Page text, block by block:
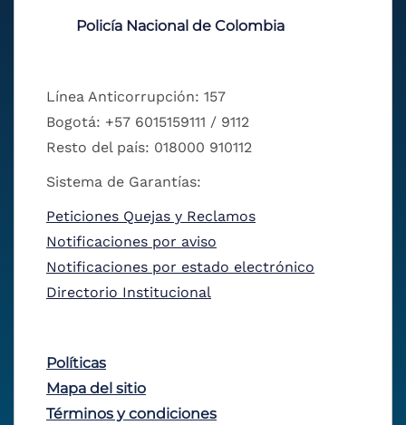
Policía Nacional de Colombia
Línea Anticorrupción: 157
Bogotá: +57 6015159111 / 9112
Resto del país: 018000 910112
Sistema de Garantías:
Peticiones Quejas y Reclamos
Notificaciones por aviso
Notificaciones por estado electrónico
Directorio Institucional
Políticas
Mapa del sitio
Términos y condiciones